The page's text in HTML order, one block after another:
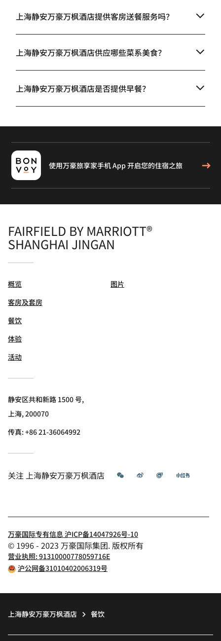
上海静安万豪万枫酒店提供客房送餐服务吗？
上海静安万豪万枫酒店供应哪些菜系美食？
上海静安万豪万枫酒店是否提供早餐？
使用万豪旅享家手机 App 开启您的住宿之旅
FAIRFIELD BY MARRIOTT®
SHANGHAI JINGAN
概览
客房及套房
餐饮
体验
活动
图片
静安区共和新路 1500 号,
上海, 200070
传真:+86 21-36064992
关注上海静安万豪万枫酒店 微信 微博 飞猪 小红书
万豪国际专有信息 沪ICP备14047926号-10
© 1996 - 2023 万豪国际集团. 版权所有
营业执照: 91310000778059716E
沪公网备31010402006319号
上海静安万豪万枫酒店 餐饮